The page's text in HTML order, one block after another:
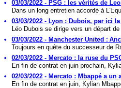
03/03/2022 - PSG : les vérités de
Dans un long entretien accordé à
03/03/2022 - Lyon : Dubois, par ici
Léo Dubois se dirige vers un départ
03/03/2022 - Manchester United :
Toujours en quête du successeur de
02/03/2022 - Mercato : la ruse du
En fin de contrat en juin prochain,
02/03/2022 - Mercato : Mbappé a un
En fin de contrat en juin, Kylian